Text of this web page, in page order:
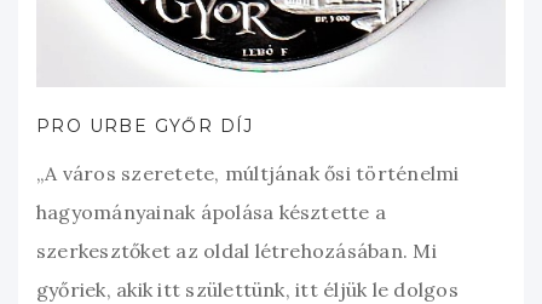
PRO URBE GYŐR DÍJ
„A város szeretete, múltjának ősi történelmi
hagyományainak ápolása késztette a
szerkesztőket az oldal létrehozásában. Mi
győriek, akik itt születtünk, itt éljük le dolgos